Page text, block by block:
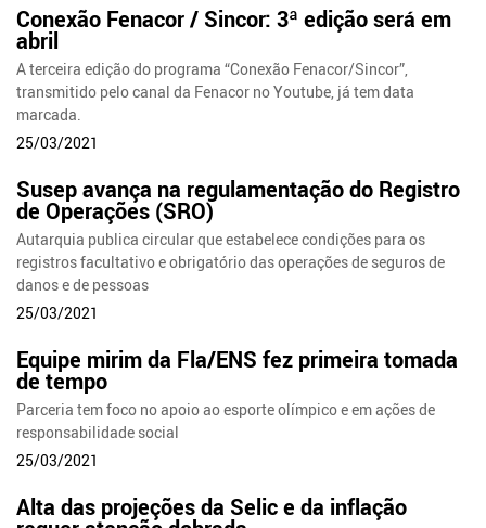
Conexão Fenacor / Sincor: 3ª edição será em
abril
A terceira edição do programa “Conexão Fenacor/Sincor”,
transmitido pelo canal da Fenacor no Youtube, já tem data
marcada.
25/03/2021
Susep avança na regulamentação do Registro
de Operações (SRO)
Autarquia publica circular que estabelece condições para os
registros facultativo e obrigatório das operações de seguros de
danos e de pessoas
25/03/2021
Equipe mirim da Fla/ENS fez primeira tomada
de tempo
Parceria tem foco no apoio ao esporte olímpico e em ações de
responsabilidade social
25/03/2021
Alta das projeções da Selic e da inflação